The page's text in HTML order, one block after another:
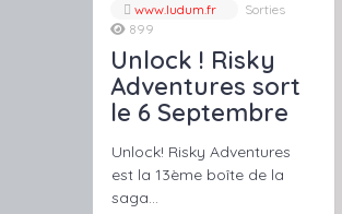
www.ludum.fr
Sorties
899
Unlock ! Risky
Adventures sort
le 6 Septembre
Unlock! Risky Adventures
est la 13ème boîte de la
saga…